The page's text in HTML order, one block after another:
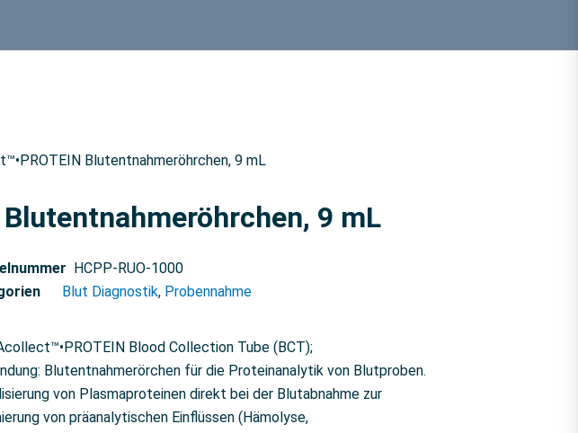
Blutentnahmeröhrchen, 9 mL
9 mL
HCPP-RUO-1000
Blut Diagnostik, Probennahme
Blood Collection Tube (BCT);
Blutentnahmerörchen für die Proteinanalytik von Blutproben.
von Plasmaproteinen direkt bei der Blutabnahme zur
von präanalytischen Einflüssen (Hämolyse,